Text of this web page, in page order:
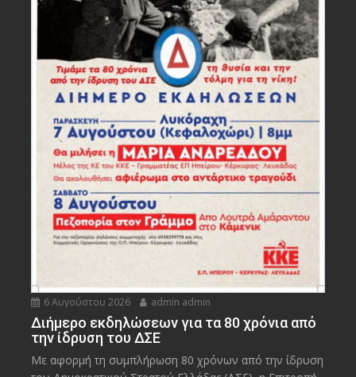
6 Αυγούστου 2026 admin admin
Διήμερο εκδηλώσεων για τα 80 χρόνια από
την ίδρυση του ΔΣΕ
Με αφορμή τη συμπλήρωση 80 χρόνων από την ίδρυση